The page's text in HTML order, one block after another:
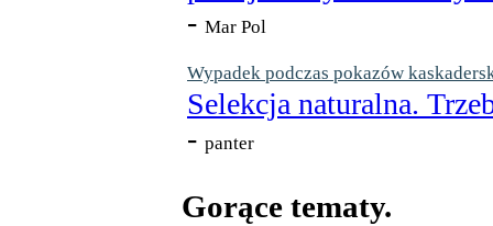
- Mar Pol
Wypadek podczas pokazów
Selekcja naturalna.
- panter
Gorące tematy.